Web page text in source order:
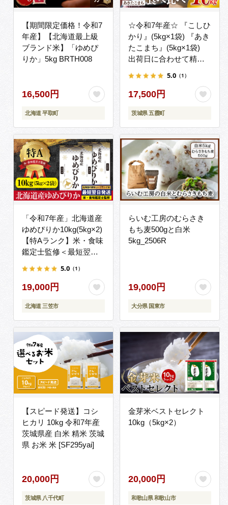
【期間限定価格！令和7
年産】【北海道最上級
ブランド米】「ゆめぴ
りか」5kg BRTH008
16,500円
北海道 平取町
☆令和7年産☆ 『こしひ
かり』(5kg×1袋) 『あき
たこまち』(5kg×1袋)
出荷日に合わせて精米
ち 米 お米 10kg コメ こ
め 食べ比べ セット 人気
家計応援 家庭用 中山産
業 茨城県産 茨城県 五霞
町【価格変更AB】
5.0 （1）
17,500円
茨城県 五霞町
「令和7年産」北海道産
ゆめぴりか10kg(5kg×2)
【特Aランク】米・食味
鑑定士監修＜最短翌日
5.0 （1）
19,000円
北海道 三笠市
らいむ工房のむらさき
もち麦500gと白米
5kg_2506R
19,000円
大分県 国東市
【スピード発送】コシ
ヒカリ 10kg 令和7年産
茨城県産 白米 精米 茨城
県 お米 米 [SF295yai]
20,000円
茨城県 八千代町
金芽米ベストセレクト
10kg（5kg×2）
20,000円
和歌山県 和歌山市